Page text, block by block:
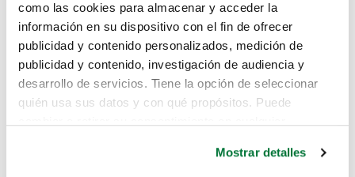
como las cookies para almacenar y acceder la
información en su dispositivo con el fin de ofrecer
publicidad y contenido personalizados, medición de
publicidad y contenido, investigación de audiencia y
desarrollo de servicios. Tiene la opción de seleccionar
quién usa sus datos y con qué propósitos. Puede
Mostrar detalles
Lo sentimos, no sabemos como
te hemos traido hasta aquí.
Pero puedes encontrar el coche que estás
buscando en alguno de estos enlaces: